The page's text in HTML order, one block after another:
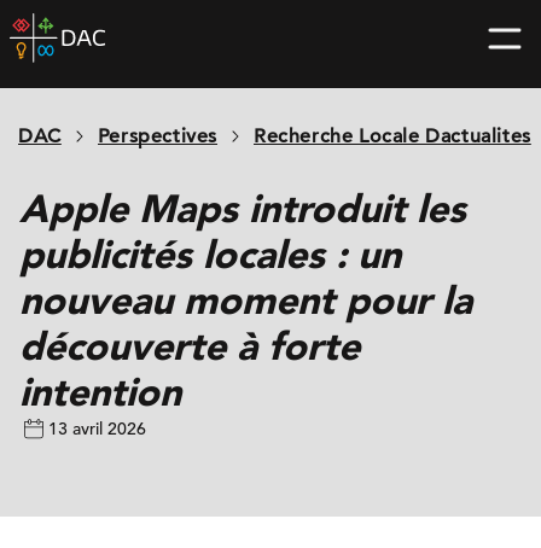
Skip
to
home
DAC Perspectives Recherche Locale Dactualites
Apple Maps introduit les
publicités locales : un
nouveau moment pour la
découverte à forte
intention
13 avril 2026